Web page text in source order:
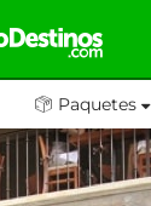
Paquetes